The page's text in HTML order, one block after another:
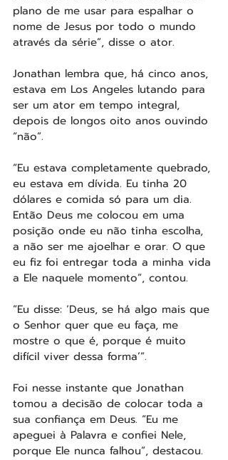
plano de me usar para espalhar o
nome de Jesus por todo o mundo
através da série”, disse o ator.
Jonathan lembra que, há cinco anos,
estava em Los Angeles lutando para
ser um ator em tempo integral,
depois de longos oito anos ouvindo
“não”.
“Eu estava completamente quebrado,
eu estava em dívida. Eu tinha 20
dólares e comida só para um dia.
Então Deus me colocou em uma
posição onde eu não tinha escolha,
a não ser me ajoelhar e orar. O que
eu fiz foi entregar toda a minha vida
a Ele naquele momento”, contou.
“Eu disse: ‘Deus, se há algo mais que
o Senhor quer que eu faça, me
mostre o que é, porque é muito
difícil viver dessa forma’”.
Foi nesse instante que Jonathan
tomou a decisão de colocar toda a
sua confiança em Deus. “Eu me
apeguei à Palavra e confiei Nele,
porque Ele nunca falhou”, destacou.